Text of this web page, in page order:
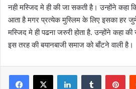
नही मस्जिद मे ही की जा सकती है। उन्होंने कहा
आता है मगर प्रत्येक मुस्लिम के लिए इसका हर
मस्जिद मे ही पढना जरुरी होता है. उन्होंने कहा
इस तरह की बयानबाजी समाज को बाँटने वाली है।
LinkedInTumblr